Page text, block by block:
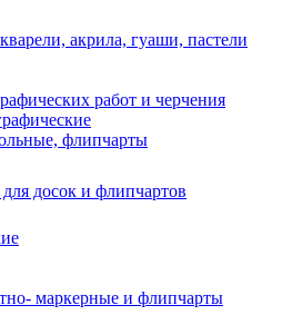
акрила, гуаши, пастели
работ и черчения
флипчарты
досок и флипчартов
маркерные и флипчарты